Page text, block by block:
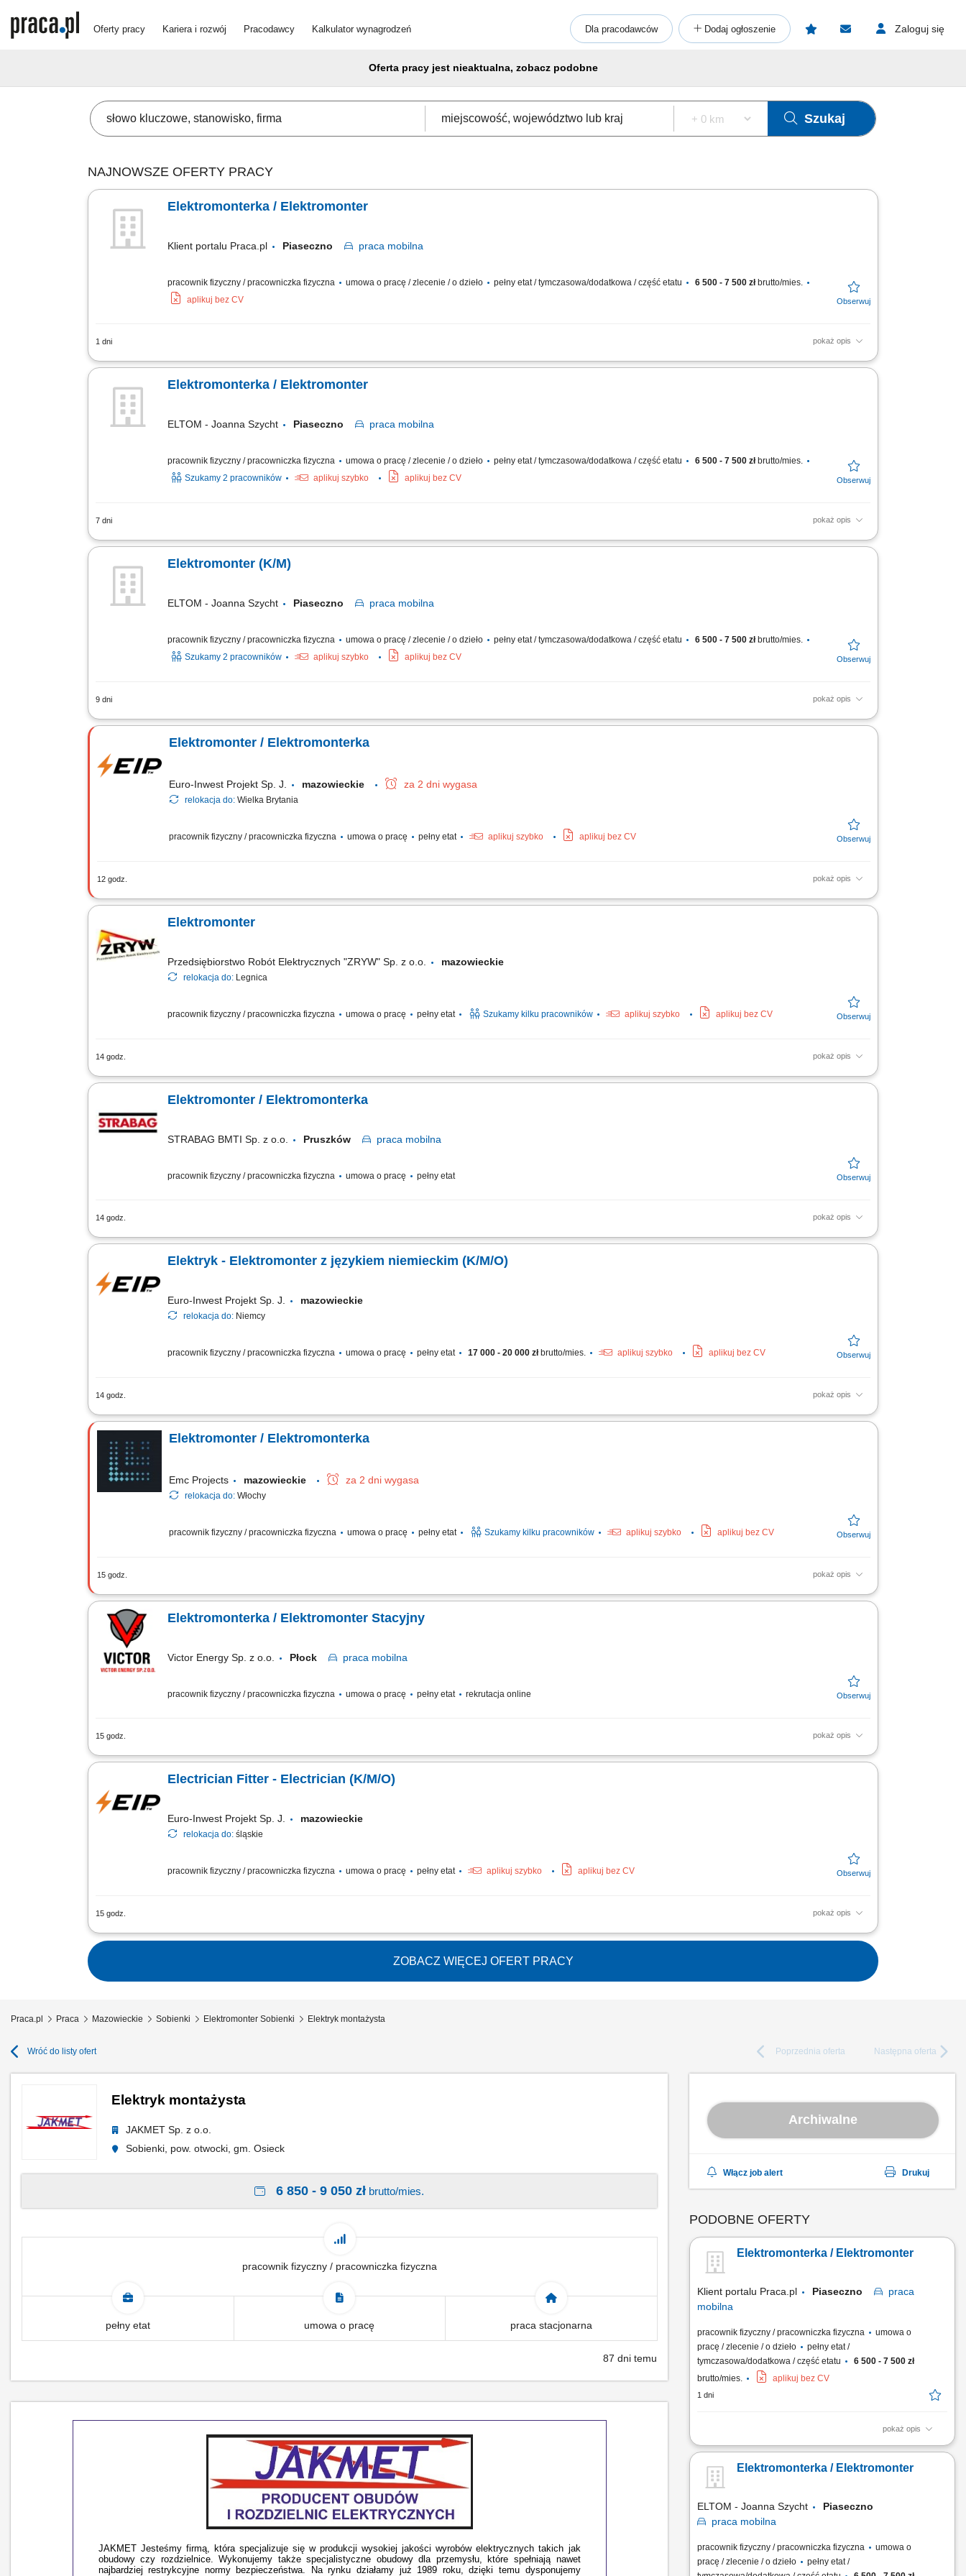
Oferty pracy Kariera i rozwój Pracodawcy Kalkulator wynagrodzeń Dla pracodawców Dodaj ogłoszenie Zaloguj się
Oferta pracy jest nieaktualna, zobacz podobne
Szukaj
NAJNOWSZE OFERTY PRACY
Elektromonterka / Elektromonter
Klient portalu Praca.pl Piaseczno praca mobilna
pracownik fizyczny / pracowniczka fizyczna umowa o pracę / zlecenie / o dzieło pełny etat / tymczasowa/dodatkowa / część etatu 6 500 - 7 500 złbrutto/mies.
aplikuj bez CV
1 dni pokaż opis
Montaż instalacji elektrycznych w obiektach przemysłowych, centrach handlowych oraz budynkach mieszkalnych. Modernizacja istniejących instalacji elektrycznych we
Elektromonterka / Elektromonter
ELTOM - Joanna Szycht Piaseczno praca mobilna
pracownik fizyczny / pracowniczka fizyczna umowa o pracę / zlecenie / o dzieło pełny etat / tymczasowa/dodatkowa / część etatu 6 500 - 7 500 złbrutto/mies.
Szukamy 2 pracowników
aplikuj szybko aplikuj bez CV
7 dni pokaż opis
Montaż instalacji elektrycznych w obiektach przemysłowych, handlowych i mieszkalnych; Modernizacja istniejących instalacji elektrycznych w obiektach przemysłowych,
Elektromonter (K/M)
ELTOM - Joanna Szycht Piaseczno praca mobilna
pracownik fizyczny / pracowniczka fizyczna umowa o pracę / zlecenie / o dzieło pełny etat / tymczasowa/dodatkowa / część etatu 6 500 - 7 500 złbrutto/mies.
Szukamy 2 pracowników
aplikuj szybko aplikuj bez CV
9 dni pokaż opis
Montaż instalacji elektrycznej w obiektach przemysłowych, centrach handlowych, budynkach mieszkalnych, Modernizacja instalacji elektrycznej w obiektach
Elektromonter / Elektromonterka
Euro-Inwest Projekt Sp. J. mazowieckie za 2 dni wygasa
relokacja do: Wielka Brytania
pracownik fizyczny / pracowniczka fizyczna umowa o pracę pełny etat aplikuj szybko aplikuj bez CV
12 godz. pokaż opis
Montaż i budowa tras oraz linii kablowych. Instalacja gniazdek, przełączników i kompletnych instalacji elektrycznych. Montaż urządzeń sterowania i oświetlenia. Montaż
Elektromonter
Przedsiębiorstwo Robót Elektrycznych "ZRYW" Sp. z o.o. mazowieckie
relokacja do: Legnica
pracownik fizyczny / pracowniczka fizyczna umowa o pracę pełny etat Szukamy kilku pracowników aplikuj szybko aplikuj bez CV
14 godz. pokaż opis
montaż instalacji elektrycznych
Elektromonter / Elektromonterka
STRABAG BMTI Sp. z o.o. Pruszków praca mobilna
pracownik fizyczny / pracowniczka fizyczna umowa o pracę pełny etat
14 godz. pokaż opis
Miejsce pracy: Pruszków (woj. mazowieckie) Zadania montaż kompozytowych stelaży i systemów PV zgodnie z dokumentacją techniczną; instalacja paneli
Elektryk - Elektromonter z językiem niemieckim (K/M/O)
Euro-Inwest Projekt Sp. J. mazowieckie
relokacja do: Niemcy
pracownik fizyczny / pracowniczka fizyczna umowa o pracę pełny etat 17 000 - 20 000 złbrutto/mies. aplikuj szybko aplikuj bez CV
14 godz. pokaż opis
Komunikacja z Kierownictwem w języku niemieckim na miejscu pracy. Budowa i montaż tras kablowych. Montaż linii kablowych. Montaż gniazdek, przełączników.
Elektromonter / Elektromonterka
Emc Projects mazowieckie za 2 dni wygasa
relokacja do: Włochy
pracownik fizyczny / pracowniczka fizyczna umowa o pracę pełny etat Szukamy kilku pracowników aplikuj szybko aplikuj bez CV
15 godz. pokaż opis
Zakres obowiązków: Realizacja prac montażowych oraz serwisowych przy instalacjach elektrycznych na projektach przemysłowych w Europie. Wykonywanie prac
Elektromonterka / Elektromonter Stacyjny
Victor Energy Sp. z o.o. Płock praca mobilna
pracownik fizyczny / pracowniczka fizyczna umowa o pracę pełny etat rekrutacja online
15 godz. pokaż opis
Opis stanowiska: Praca mobilna – realizacje na terenie całej Polski
Electrician Fitter - Electrician (K/M/O)
Euro-Inwest Projekt Sp. J. mazowieckie
relokacja do: śląskie
pracownik fizyczny / pracowniczka fizyczna umowa o pracę pełny etat aplikuj szybko aplikuj bez CV
15 godz. pokaż opis
RESPONSIBILITIES: construction and assembly of cable routes; assembly of cable lines; assembly of sockets, switches; assembly of electrical installations; assembly of
ZOBACZ WIĘCEJ OFERT PRACY
Praca.pl Praca Mazowieckie Sobienki Elektromonter Sobienki Elektryk montażysta
Wróć do listy ofert Poprzednia oferta Następna oferta
Elektryk montażysta
JAKMET Sp. z o.o.
Sobienki, pow. otwocki, gm. Osieck
6 850 - 9 050 zł brutto/mies.
pracownik fizyczny / pracowniczka fizyczna
pełny etat umowa o pracę praca stacjonarna
87 dni temu
JAKMET Jesteśmy firmą, która specjalizuje się w produkcji wysokiej jakości wyrobów elektrycznych takich jak
obudowy czy rozdzielnice. Wykonujemy także specjalistyczne obudowy dla przemysłu, które spełniają nawet
najbardziej restrykcyjne normy bezpieczeństwa. Na rynku działamy już 1989 roku, dzięki temu dysponujemy
Archiwalne
Włącz job alert Drukuj
PODOBNE OFERTY
Elektromonterka / Elektromonter
Klient portalu Praca.pl Piaseczno
praca
mobilna
pracownik fizyczny / pracowniczka fizyczna
umowa o
pracę / zlecenie / o dzieło
pełny etat /
tymczasowa/dodatkowa / część etatu
6 500 - 7 500 zł
brutto/mies.
aplikuj bez CV
1 dni
pokaż opis
Montaż instalacji elektrycznych w obiektach przemysłowych,
Modernizacja istniejących instalacji elektrycznych we
wskazanych obiektach.
Elektromonterka / Elektromonter
ELTOM - Joanna Szycht
Piaseczno
praca mobilna
pracownik fizyczny / pracowniczka fizyczna
umowa o
pracę / zlecenie / o dzieło
pełny etat /